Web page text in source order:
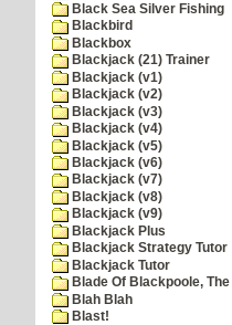
Black Sea Silver Fishing
Blackbird
Blackbox
Blackjack (21) Trainer
Blackjack (v1)
Blackjack (v2)
Blackjack (v3)
Blackjack (v4)
Blackjack (v5)
Blackjack (v6)
Blackjack (v7)
Blackjack (v8)
Blackjack (v9)
Blackjack Plus
Blackjack Strategy Tutor
Blackjack Tutor
Blade Of Blackpoole, The
Blah Blah
Blast!